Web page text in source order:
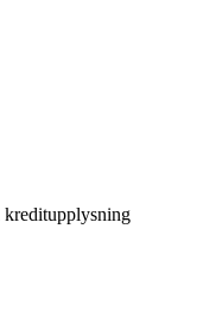
kreditupplysning